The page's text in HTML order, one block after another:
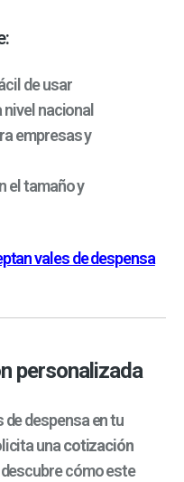
de usar
nacional
empresas y
el tamaño y
vales de despensa
personalizada
despensa en tu
unacotización
cómo este